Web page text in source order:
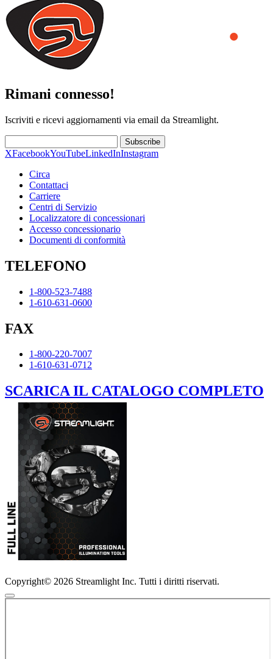
Rimani connesso!
Iscriviti e ricevi aggiornamenti via email da Streamlight.
Subscribe
XFacebookYouTubeLinkedInInstagram
Circa
Contattaci
Carriere
Centri di Servizio
Localizzatore di concessionari
Accesso concessionario
Documenti di conformità
TELEFONO
1-800-523-7488
1-610-631-0600
FAX
1-800-220-7007
1-610-631-0712
SCARICA IL CATALOGO COMPLETO
Copyright© 2026 Streamlight Inc. Tutti i diritti riservati.